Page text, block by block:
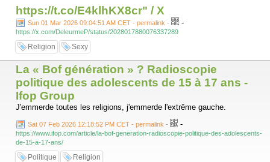
et de se perpétuer, et qui perdure depuis plus de 4000 ans.
Vraiment, je ne trouve pas d’autre mot pour le décrire que : le peuple-
miracle.
Si les Arabes avaient une vision claire, ils choisiraient de s’unir à ce
peuple, d’apprendre de lui, de coopérer avec lui… Peut-être
de l’honneur.
Hassen Chalghoumi
Imam
https://t.co/E4klhKX8cr" / X
Sun 01 Mar 2026 09:04:51 AM CET - permalink - -
https://x.com/DeleurmeP/status/2028017880076337289
Religion Sexy
La « Bof génération » ? Radioscopie
politique des adolescents de 15 à 17 ans -
Ifop Group
J'emmerde toutes les religions, j'emmerde l'extrême gauche.
Sat 07 Feb 2026 12:18:52 PM CET - permalink - -
https://www.ifop.com/article/la-bof-generation-radioscopie-politique-des-adolescents-
de-15-a-17-ans/
Politique Religion